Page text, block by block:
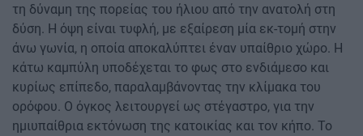
τη δύναμη της πορείας του ήλιου από την ανατολή στη
δύση. Η όψη είναι τυφλή, με εξαίρεση μία εκ-τομή στην
άνω γωνία, η οποία αποκαλύπτει έναν υπαίθριο χώρο. Η
κάτω καμπύλη υποδέχεται το φως στο ενδιάμεσο και
κυρίως επίπεδο, παραλαμβάνοντας την κλίμακα του
ορόφου. Ο όγκος λειτουργεί ως στέγαστρο, για την
ημιυπαίθρια εκτόνωση της κατοικίας και τον κήπο. Το